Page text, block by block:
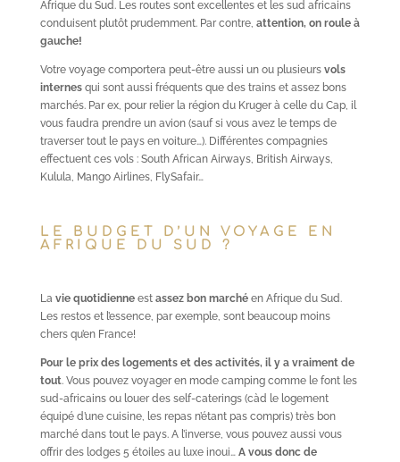
Afrique du Sud. Les routes sont excellentes et les sud africains
conduisent plutôt prudemment. Par contre, attention, on roule à
gauche!
Votre voyage comportera peut-être aussi un ou plusieurs vols
internesqui sont aussi fréquents que des trains et assez bons
marchés. Par ex, pour relier la région du Kruger à celle du Cap, il
vous faudra prendre un avion (sauf si vous avez le temps de
traverser tout le pays en voiture…). Différentes compagnies
effectuent ces vols : South African Airways, British Airways,
Kulula, Mango Airlines, FlySafair…
LE BUDGET D’UN VOYAGE EN
AFRIQUE DU SUD ?
La vie quotidienne estassez bon marchéen Afrique du Sud.
Les restos et l’essence, par exemple, sont beaucoup moins
chers qu’en France!
Pour le prix des logements et des activités, il y a vraiment de
tout. Vous pouvez voyager en mode camping comme le font les
sud-africains ou louer des self-caterings (càd le logement
équipé d’une cuisine, les repas n’étant pas compris) très bon
marché dans tout le pays. A l’inverse, vous pouvez aussi vous
offrir des lodges 5 étoiles au luxe inoui… A vous donc de